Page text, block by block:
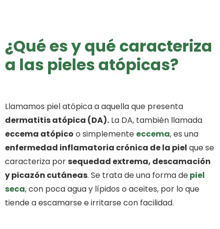
¿Qué es y qué caracteriza
a las pieles atópicas?
Llamamos piel atópica a aquella que presenta
dermatitis atópica (DA). La DA, también llamada
eccema atópico o simplemente eccema, es una
enfermedad inflamatoria crónica de la piel que se
caracteriza por sequedad extrema, descamación
y picazón cutáneas. Se trata de una forma depiel
seca, con poca agua y lípidos o aceites, por lo que
tiende a escamarse e irritarse con facilidad.